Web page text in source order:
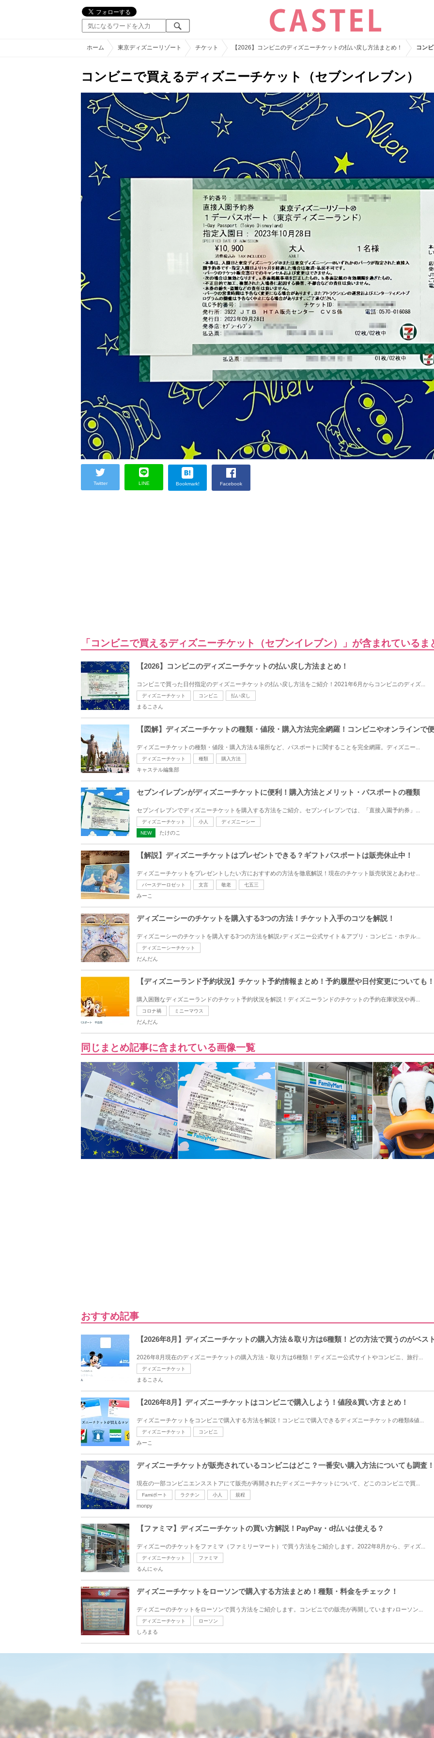
ホーム 東京ディズニーリゾート チケット 【2026】コンビニのディズニーチケットの払い戻し方法まとめ！ コン
コンビニで買えるディズニーチケット（セブンイレブン）
Twitter LINE Bookmark! Facebook
「コンビニで買えるディズニーチケット（セブンイレブン）」が含まれているま
【2026】コンビニのディズニーチケットの払い戻し方法まとめ！
コンビニで買った日付指定のディズニーチケットの払い戻し方法をご紹介！2021年6月からコンビニのディズ...
ディズニーチケット コンビニ 払い戻し
まるこさん
【図解】ディズニーチケットの種類・値段・購入方法完全網羅！コンビニやオンラインで
ディズニーチケットの種類・値段・購入方法＆場所など、パスポートに関することを完全網羅。ディズニー...
ディズニーチケット 種類 購入方法
キャステル編集部
セブンイレブンがディズニーチケットに便利！購入方法とメリット・パスポートの種類
セブンイレブンでディズニーチケットを購入する方法をご紹介。セブンイレブンでは、「直接入園予約券」...
ディズニーチケット 小人 ディズニーシー
NEW たけのこ
【解説】ディズニーチケットはプレゼントできる？ギフトパスポートは販売休止中！
ディズニーチケットをプレゼントしたい方におすすめの方法を徹底解説！現在のチケット販売状況とあわせ...
バースデーロゼット 文言 敬老 七五三
みーこ
ディズニーシーのチケットを購入する3つの方法！チケット入手のコツを解説！
ディズニーシーのチケットを購入する3つの方法を解説♪ディズニー公式サイト＆アプリ・コンビニ・ホテル...
ディズニーシーチケット
だんだん
【ディズニーランド予約状況】チケット予約情報まとめ！予約履歴や日付変更についても！
購入困難なディズニーランドのチケット予約状況を解説！ディズニーランドのチケットの予約在庫状況や再...
コロナ禍 ミニーマウス
だんだん
同じまとめ記事に含まれている画像一覧
おすすめ記事
【2026年8月】ディズニーチケットの購入方法＆取り方は6種類！どの方法で買うのがベス
2026年8月現在のディズニーチケットの購入方法・取り方は6種類！ディズニー公式サイトやコンビニ、旅行...
ディズニーチケット
まるこさん
【2026年8月】ディズニーチケットはコンビニで購入しよう！値段&買い方まとめ！
ディズニーチケットをコンビニで購入する方法を解説！コンビニで購入できるディズニーチケットの種類&値...
ディズニーチケット コンビニ
みーこ
ディズニーチケットが販売されているコンビニはどこ？一番安い購入方法についても調査！
現在の一部コンビニエンスストアにて販売が再開されたディズニーチケットについて、どこのコンビニで買...
Famiポート ラクチン 小人 規程
monpy
【ファミマ】ディズニーチケットの買い方解説！PayPay・d払いは使える？
ディズニーのチケットをファミマ（ファミリーマート）で買う方法をご紹介します。2022年8月から、ディズ...
ディズニーチケット ファミマ
るんにゃん
ディズニーチケットをローソンで購入する方法まとめ！種類・料金をチェック！
ディズニーのチケットをローソンで買う方法をご紹介します。コンビニでの販売が再開しています♪ローソン...
ディズニーチケット ローソン
しろまる